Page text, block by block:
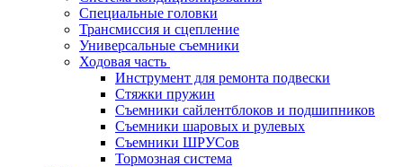
Специальные головки
Трансмиссия и сцепление
Универсальные съемники
Ходовая часть
Инструмент для ремонта подвески
Стяжки пружин
Съемники сайлентблоков и подшипников
Съемники шаровых и рулевых
Съемники ШРУСов
Тормозная система